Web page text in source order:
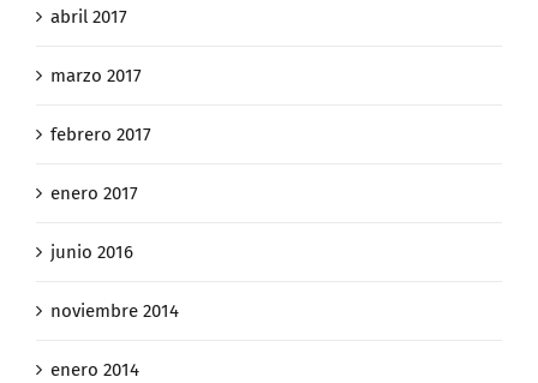
abril 2017
marzo 2017
febrero 2017
enero 2017
junio 2016
noviembre 2014
enero 2014